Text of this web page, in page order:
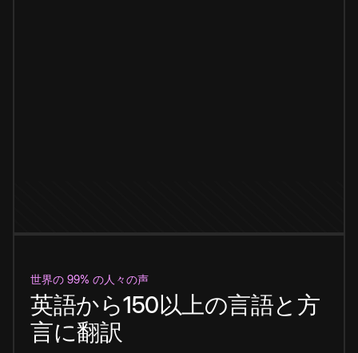
世界の 99% の人々の声
英語から150以上の言語と方
言に翻訳